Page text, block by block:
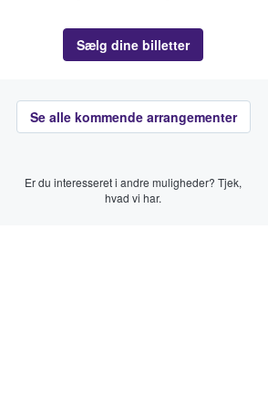
Sælg dine billetter
Se alle kommende arrangementer
Er du interesseret i andre muligheder? Tjek,
hvad vi har.